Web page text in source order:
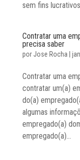
sem fins
Contratar uma
precisa saber
por Jose Rocha
Contratar uma
contratar um(a)
do(a)
algumas
empregado(a)
empregado(a)...